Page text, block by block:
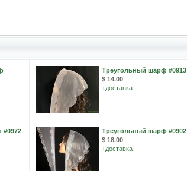
Треугольный шарф #0913
$ 14.00
+доставка
Треугольный шарф #0902
$ 18.00
+доставка